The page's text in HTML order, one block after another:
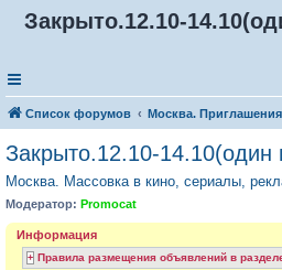
Закрыто.12.10-
Список форумов Москва.
Закрыто.12.10-
Москва. Массовка в кино, сериалы,
Модератор: Promocat
Информация
Правила размещения объявлений в